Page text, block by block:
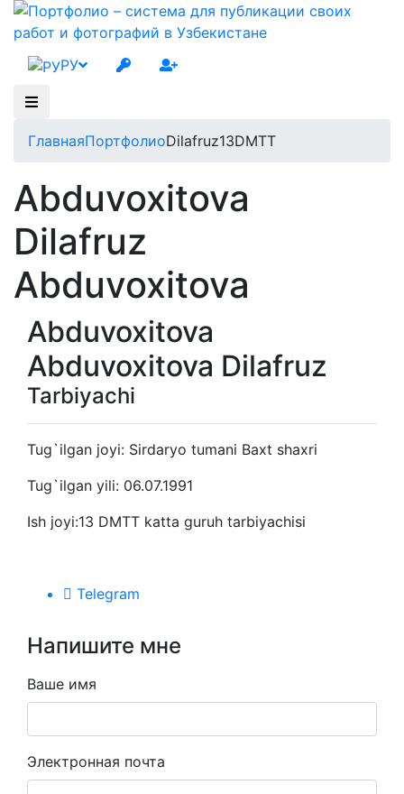
РУ
ГлавнаяПортфолиоDilafruz13DMTT
Abduvoxitova
Dilafruz
Abduvoxitova
Abduvoxitova
Abduvoxitova Dilafruz
Tarbiyachi
Tug`ilgan joyi: Sirdaryo tumani Baxt shaxri
Tug`ilgan yili: 06.07.1991
Ish joyi:13 DMTT katta guruh tarbiyachisi
Telegram
Напишите мне
Ваше имя
Электронная почта